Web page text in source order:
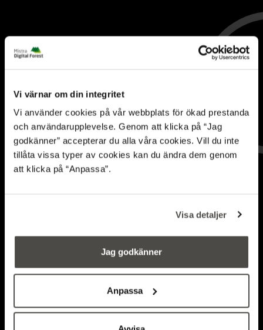
Vi värnar om din integritet
Vi använder cookies på vår webbplats för ökad prestanda
och användarupplevelse. Genom att klicka på “Jag
godkänner” accepterar du alla våra cookies. Vill du inte
tillåta vissa typer av cookies kan du ändra dem genom
att klicka på “Anpassa”.
Visa detaljer
Jag godkänner
Anpassa
From opinion to
digitalisation is
transforming forestry
COLUMN